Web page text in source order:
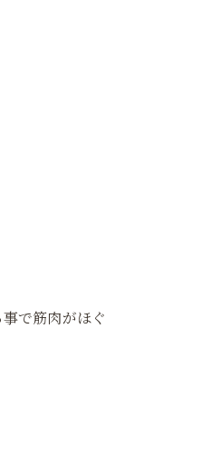
で筋肉がほぐ